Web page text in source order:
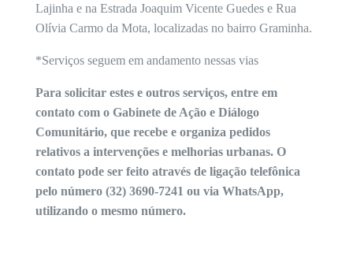
Lajinha e na Estrada Joaquim Vicente Guedes e Rua
Olívia Carmo da Mota, localizadas no bairro Graminha.
*Serviços seguem em andamento nessas vias
Para solicitar estes e outros serviços, entre em
contato com o Gabinete de Ação e Diálogo
Comunitário, que recebe e organiza pedidos
relativos a intervenções e melhorias urbanas. O
contato pode ser feito através de ligação telefônica
pelo número (32) 3690-7241 ou via WhatsApp,
utilizando o mesmo número.